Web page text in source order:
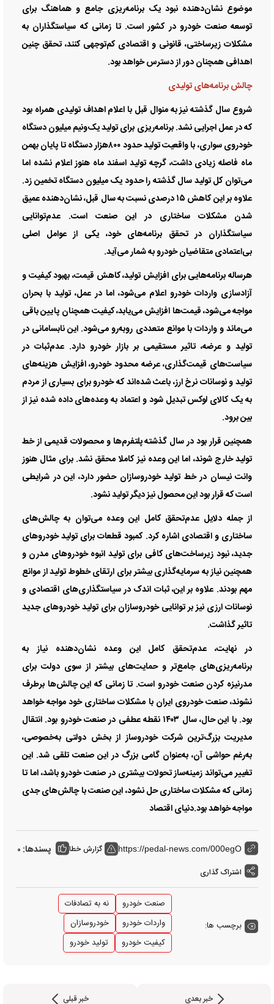
موضوع نشان‌‌‌دهنده نبود یک برنامه‌‌‌ریزی جامع و هماهنگ برای
توسعه صنعت خودرو در کشور است. تا زمانی که سیاستگذاران به
مشکلات زیرساختی، قانونی و اقتصادی کم‌توجهی کنند، تحقق چنین
اهدافی همچنان دور از دسترس خواهد بود.
چالش برنامه‌‌‌های تولیدی
شروع سال گذشته نیز به منوال قبل با اعلام اهداف تولیدی همراه بود
که در عمل اجرایی نشد. برنامه‌‌‌ریزی برای تولید یک‌‌‌ونیم میلیون دستگاه
خودروی سواری، با واقعیت تولید حدود ۸۰۰‌هزار دستگاه تا پایان بهمن
ماه فاصله زیادی داشت، گرچه تولید اسفند ماه هنوز اعلام نشده اما
می‌توان کل تولید سال گذشته را حدود یک میلیون دستگاه تخمین زد.
علاوه بر این کاهش ۱۵ درصدی نسبت به سال قبل، نشان‌‌‌دهنده عمیق
شدن مشکلات ساختاری در این صنعت است. عدم‌توانایی
سیاستگذاران در تحقق برنامه‌‌‌های خود، یکی از عوامل اصلی
بی‌‌‌اعتمادی متقاضیان خودرو به شمار می‌‌‌آید.
هر‌ساله برنامه‌‌‌هایی برای افزایش تولید، کاهش قیمت، بهبود کیفیت و
آزادسازی واردات خودرو اعلام می‌شود، اما در عمل، تولید با بحران
مواجه می‌شود، قیمت‌ها افزایش می‌‌‌یابد، کیفیت همچنان پایین باقی
می‌‌‌ماند و واردات با موانع متعددی روبه‌‌‌رو می‌شود. این نابسامانی در
تولید و عرضه، تاثیر مستقیمی بر بازار خودرو دارد. عدم‌ثبات در
سیاست‌‌‌های قیمت‌گذاری، عرضه محدود خودرو، افزایش هزینه‌‌‌های
تولید و نوسانات نرخ ارز، باعث شده‌‌‌اند که خودرو برای بسیاری از مردم
به یک کالای لوکس تبدیل شود و اعتماد به وعده‌‌‌های داده شده نیز از
بین برود.
همچنین قرار بود در سال گذشته پلتفرم‌‌‌ها و محصولات قدیمی از خط
تولید خارج شوند، اما این وعده نیز کاملا محقق نشد. برای مثال هنوز
وانت نیسان در خط تولید خودروسازان حضور دارد، این در شرایطی
است که قرار بود این محصول نیز دیگر تولید نشود.
از جمله دلایل عدم‌تحقق کامل این وعده می‌توان به چالش‌‌‌های
ساختاری و اقتصادی اشاره کرد. کمبود قطعات برای تولید خودروهای
جدید، نبود زیرساخت‌‌‌های کافی برای تولید انبوه خودروهای مدرن و
همچنین نیاز به سرمایه‌گذاری بیشتر برای ارتقای خطوط تولید از موانع
مهم بودند. علاوه بر این، ‌ثبات اندک در سیاستگذاری‌‌‌های اقتصادی و
نوسانات ارزی نیز بر توانایی خودروسازان برای تولید خودروهای جدید
تاثیر گذاشت.
در نهایت، عدم‌تحقق کامل این وعده نشان‌‌‌دهنده نیاز به
برنامه‌‌‌ریزی‌‌‌های جامع‌‌‌تر و حمایت‌‌‌های بیشتر از سوی دولت برای
مدرنیزه کردن صنعت خودرو است. تا زمانی که این چالش‌‌‌ها برطرف
نشوند، صنعت خودروی ایران با مشکلات ساختاری خود مواجه خواهد
بود. با این حال، سال ۱۴۰۳ نقطه عطفی در صنعت خودرو بود. انتقال
مدیریت بزرگ‌ترین شرکت خودروساز از بخش دولتی به‌خصوصی،
به‌‌‌رغم حواشی آن، به‌‌‌عنوان گامی بزرگ در این صنعت تلقی شد. این
تغییر می‌تواند زمینه‌‌‌ساز تحولات بیشتری در صنعت خودرو باشد، اما تا
زمانی که مشکلات ساختاری حل نشود، این صنعت با چالش‌‌‌های جدی
مواجه خواهد بود.دنیای اقتصاد
https://pedal-news.com/000egO گزارش خطا پسندها: 0
اشتراک گذاری
برچسب ها:
صنعت خودرو
نه به تصادفات
واردات خودرو
خودروسازان
کیفیت خودرو
تولید خودرو
خبر بعدی خبر قبلی